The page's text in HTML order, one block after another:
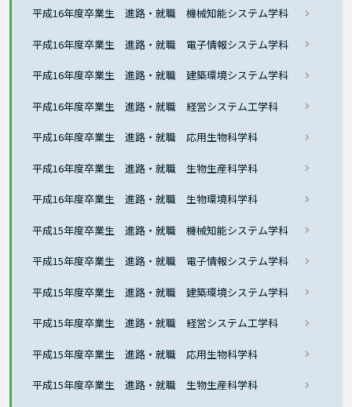
平成16年度卒業生 進路・就職 機械知能システム学科
平成16年度卒業生 進路・就職 電子情報システム学科
平成16年度卒業生 進路・就職 建築環境システム学科
平成16年度卒業生 進路・就職 経営システム工学科
平成16年度卒業生 進路・就職 応用生物科学科
平成16年度卒業生 進路・就職 生物生産科学科
平成16年度卒業生 進路・就職 生物環境科学科
平成15年度卒業生 進路・就職 機械知能システム学科
平成15年度卒業生 進路・就職 電子情報システム学科
平成15年度卒業生 進路・就職 建築環境システム学科
平成15年度卒業生 進路・就職 経営システム工学科
平成15年度卒業生 進路・就職 応用生物科学科
平成15年度卒業生 進路・就職 生物生産科学科